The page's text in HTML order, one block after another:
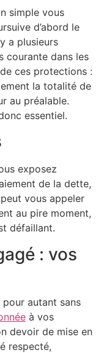
simple vous
d’abord le
a plusieurs
courante dans les
ces protections :
la totalité de
au préalable.
essentiel.
exposez
de la dette,
vous appeler
au pire moment,
défaillant.
: vos
pour autant sans
à vos
devoir de mise en
respecté,